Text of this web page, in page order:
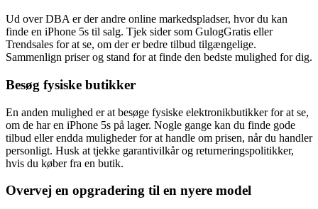
Ud over DBA er der andre online markedspladser, hvor du kan
finde en iPhone 5s til salg. Tjek sider som GulogGratis eller
Trendsales for at se, om der er bedre tilbud tilgængelige.
Sammenlign priser og stand for at finde den bedste mulighed for dig.
Besøg fysiske butikker
En anden mulighed er at besøge fysiske elektronikbutikker for at se,
om de har en iPhone 5s på lager. Nogle gange kan du finde gode
tilbud eller endda muligheder for at handle om prisen, når du handler
personligt. Husk at tjekke garantivilkår og returneringspolitikker,
hvis du køber fra en butik.
Overvej en opgradering til en nyere model